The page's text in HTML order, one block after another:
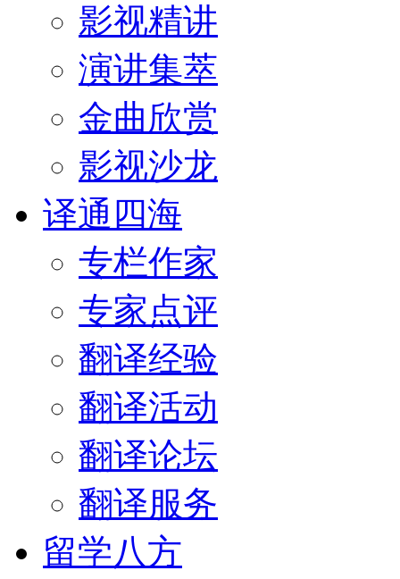
影视精讲
演讲集萃
金曲欣赏
影视沙龙
译通四海
专栏作家
专家点评
翻译经验
翻译活动
翻译论坛
翻译服务
留学八方